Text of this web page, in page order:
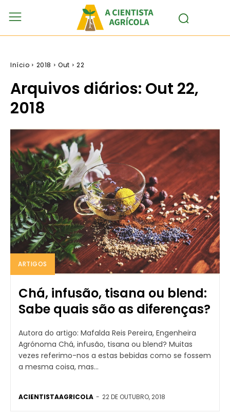
Início 2018 Out 22
Arquivos diários: Out 22,
2018
ARTIGOS
Chá, infusão, tisana ou blend:
Sabe quais são as diferenças?
Autora do artigo: Mafalda Reis Pereira, Engenheira
Agrónoma Chá, infusão, tisana ou blend? Muitas
vezes referimo-nos a estas bebidas como se fossem
a mesma coisa, mas...
ACIENTISTAAGRICOLA - 22 DE OUTUBRO, 2018